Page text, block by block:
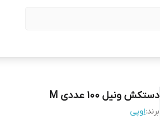
دستکش ونیل ۱۰۰ عددی M
برند:اوپی